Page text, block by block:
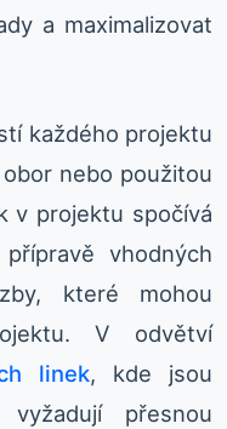
a maximalizovat
každého projektu
nebo použitou
v projektu spočívá
vhodných
které mohou
V odvětví
linek, kde jsou
přesnou